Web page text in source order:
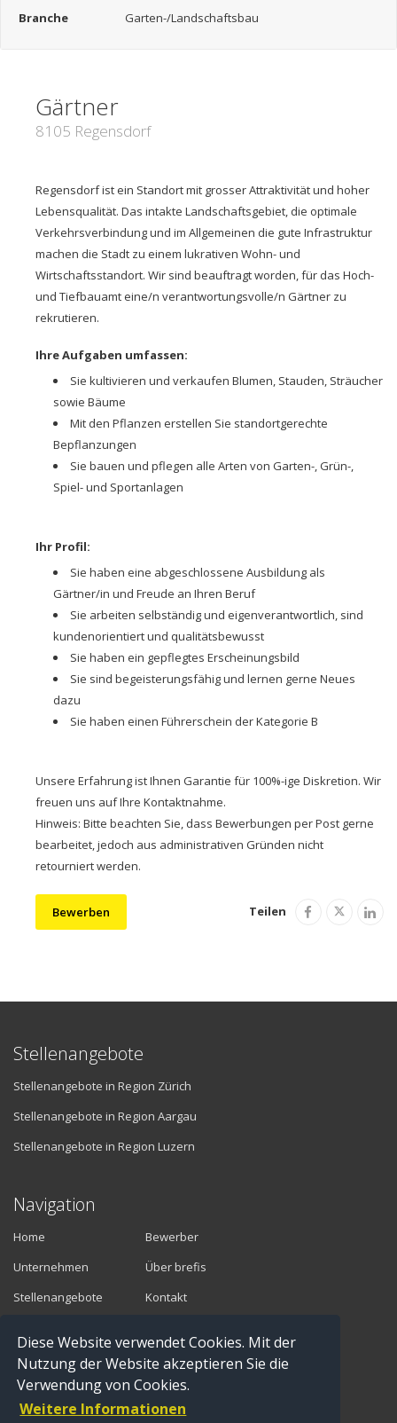
Diese Website verwendet Cookies. Mit der
Nutzung der Website akzeptieren Sie die
Verwendung von Cookies.
Weitere Informationen
Branche Garten-/Landschaftsbau
Gärtner
8105 Regensdorf
Regensdorf ist ein Standort mit grosser Attraktivität und hoher
Lebensqualität. Das intakte Landschaftsgebiet, die optimale
Verkehrsverbindung und im Allgemeinen die gute Infrastruktur
machen die Stadt zu einem lukrativen Wohn- und
Wirtschaftsstandort. Wir sind beauftragt worden, für das Hoch-
und Tiefbauamt eine/n verantwortungsvolle/n Gärtner zu
rekrutieren.
Ihre Aufgaben umfassen:
Sie kultivieren und verkaufen Blumen, Stauden, Sträucher
sowie Bäume
Mit den Pflanzen erstellen Sie standortgerechte
Bepflanzungen
Sie bauen und pflegen alle Arten von Garten-, Grün-,
Spiel- und Sportanlagen
Ihr Profil:
Sie haben eine abgeschlossene Ausbildung als
Gärtner/in und Freude an Ihren Beruf
Sie arbeiten selbständig und eigenverantwortlich, sind
kundenorientiert und qualitätsbewusst
Sie haben ein gepflegtes Erscheinungsbild
Sie sind begeisterungsfähig und lernen gerne Neues
dazu
Sie haben einen Führerschein der Kategorie B
Unsere Erfahrung ist Ihnen Garantie für 100%-ige Diskretion. Wir
freuen uns auf Ihre Kontaktnahme.
Hinweis: Bitte beachten Sie, dass Bewerbungen per Post gerne
bearbeitet, jedoch aus administrativen Gründen nicht
retourniert werden.
Bewerben Teilen
Stellenangebote
Stellenangebote in Region Zürich
Stellenangebote in Region Aargau
Stellenangebote in Region Luzern
Navigation
Home
Unternehmen
Stellenangebote
Bewerber
Über brefis
Kontakt
Vermittler
Anmelden
Registrieren